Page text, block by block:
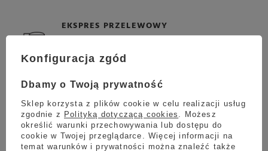
EKSPRES PRZELEWOWY
Zaparz ją w ekspresie przelewowym, a
przekonasz się, jak świetna kawa potrafi
pobudzić zmysły.
FRENCH PRESS
Jeżeli jesteś miłośnikiem praski francuskiej, to
Konfiguracja zgód
Dbamy o Twoją prywatność
Sklep korzysta z plików cookie w celu realizacji usług
zgodnie z Polityką dotyczącą cookies
. Możesz
określić warunki przechowywania lub dostępu do
cookie w Twojej przeglądarce. Więcej informacji na
temat warunków i prywatności można znaleźć także